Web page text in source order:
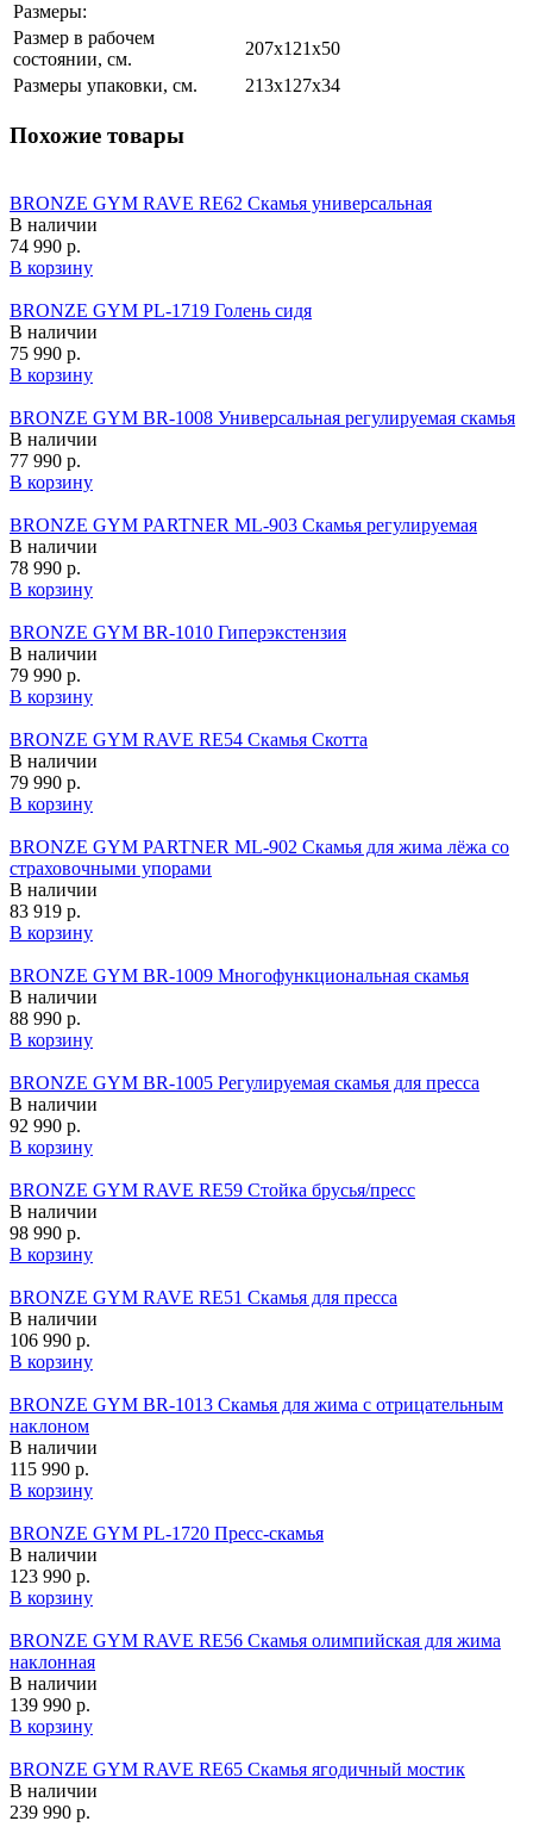
Размеры:
Размер в рабочем
состоянии, см.
207х121x50
Размеры упаковки, см.
213х127x34
Похожие товары
BRONZE GYM RAVE RE62 Скамья универсальная
В наличии
74 990 р.
В корзину
BRONZE GYM PL-1719 Голень сидя
В наличии
75 990 р.
В корзину
BRONZE GYM BR-1008 Универсальная регулируемая скамья
В наличии
77 990 р.
В корзину
BRONZE GYM PARTNER ML-903 Скамья регулируемая
В наличии
78 990 р.
В корзину
BRONZE GYM BR-1010 Гиперэкстензия
В наличии
79 990 р.
В корзину
BRONZE GYM RAVE RE54 Скамья Скотта
В наличии
79 990 р.
В корзину
BRONZE GYM PARTNER ML-902 Скамья для жима лёжа со
страховочными упорами
В наличии
83 919 р.
В корзину
BRONZE GYM BR-1009 Многофункциональная скамья
В наличии
88 990 р.
В корзину
BRONZE GYM BR-1005 Регулируемая скамья для пресса
В наличии
92 990 р.
В корзину
BRONZE GYM RAVE RE59 Стойка брусья/пресс
В наличии
98 990 р.
В корзину
BRONZE GYM RAVE RE51 Скамья для пресса
В наличии
106 990 р.
В корзину
BRONZE GYM BR-1013 Скамья для жима с отрицательным
наклоном
В наличии
115 990 р.
В корзину
BRONZE GYM PL-1720 Пресс-скамья
В наличии
123 990 р.
В корзину
BRONZE GYM RAVE RE56 Скамья олимпийская для жима
наклонная
В наличии
139 990 р.
В корзину
BRONZE GYM RAVE RE65 Скамья ягодичный мостик
В наличии
239 990 р.